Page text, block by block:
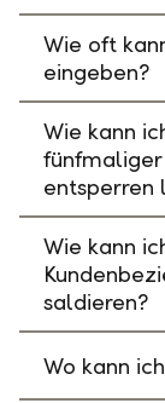
Wie oft
eingeben?
Wie kann
entsperren
Wie kann
saldieren?
Wo kann